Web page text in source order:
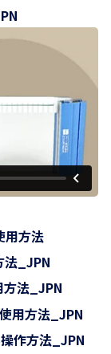
方法
法_JPN
法_JPN
用方法_JPN
作方法_JPN